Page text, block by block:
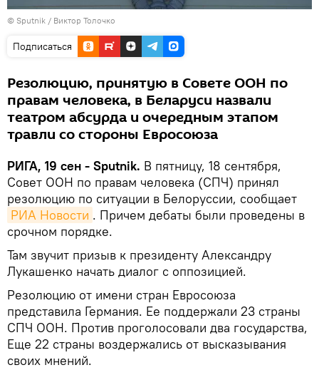
© Sputnik / Виктор Толочко
Подписаться
Резолюцию, принятую в Совете ООН по
правам человека, в Беларуси назвали
театром абсурда и очередным этапом
травли со стороны Евросоюза
РИГА, 19 сен - Sputnik. В пятницу, 18 сентября,
Совет ООН по правам человека (СПЧ) принял
резолюцию по ситуации в Белоруссии, сообщает
РИА Новости . Причем дебаты были проведены в
срочном порядке.
Там звучит призыв к президенту Александру
Лукашенко начать диалог с оппозицией.
Резолюцию от имени стран Евросоюза
представила Германия. Ее поддержали 23 страны
СПЧ ООН. Против проголосовали два государства,
Еще 22 страны воздержались от высказывания
своих мнений.